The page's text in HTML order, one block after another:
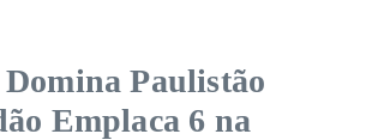
Paulistão
Emplaca 6 na